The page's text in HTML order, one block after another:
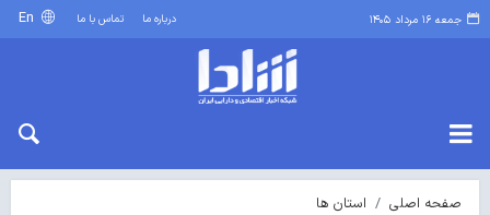
جمعه ۱۶ مرداد ۱۴۰۵ درباره ما تماس با ما
صفحه اصلی استان ها